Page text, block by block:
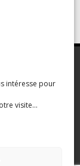
intéresse pour
visite...